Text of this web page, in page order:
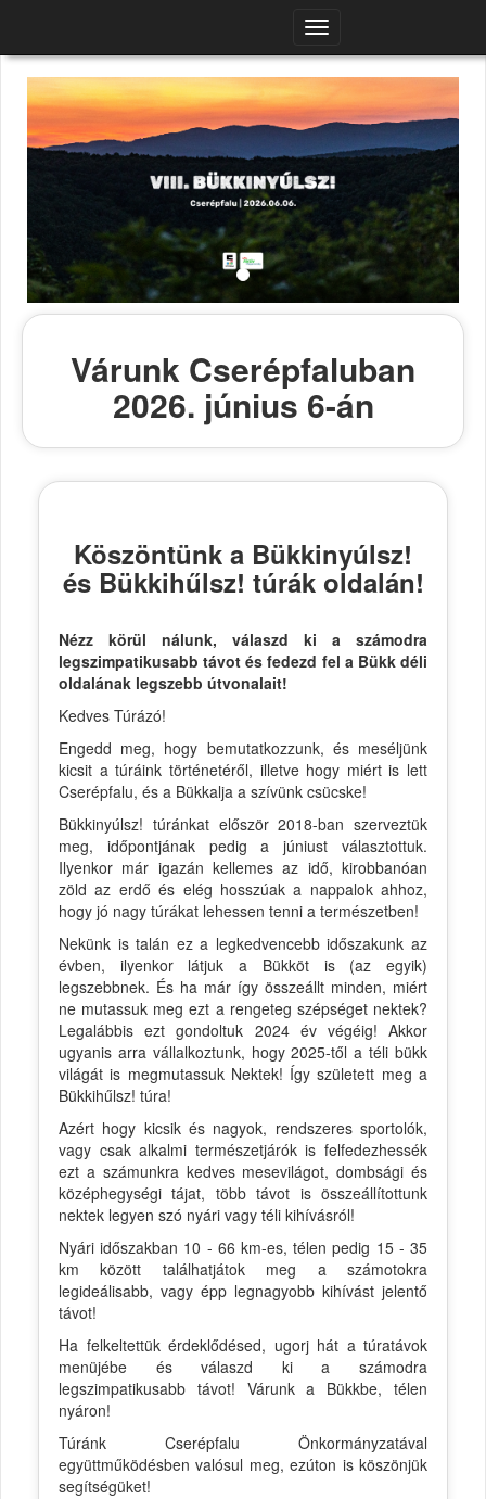
Navigációs
menü
Várunk Cserépfaluban
2026. június 6-án
Köszöntünk a Bükkinyúlsz!
és Bükkihűlsz! túrák oldalán!
Nézz körül nálunk, válaszd ki a számodra
legszimpatikusabb távot és fedezd fel a Bükk déli
oldalának legszebb útvonalait!
Kedves Túrázó!
Engedd meg, hogy bemutatkozzunk, és meséljünk
kicsit a túráink történetéről, illetve hogy miért is lett
Cserépfalu, és a Bükkalja a szívünk csücske!
Bükkinyúlsz! túránkat először 2018-ban szerveztük
meg, időpontjának pedig a júniust választottuk.
Ilyenkor már igazán kellemes az idő, kirobbanóan
zöld az erdő és elég hosszúak a nappalok ahhoz,
hogy jó nagy túrákat lehessen tenni a természetben!
Nekünk is talán ez a legkedvencebb időszakunk az
évben, ilyenkor látjuk a Bükköt is (az egyik)
legszebbnek. És ha már így összeállt minden, miért
ne mutassuk meg ezt a rengeteg szépséget nektek?
Legalábbis ezt gondoltuk 2024 év végéig! Akkor
ugyanis arra vállalkoztunk, hogy 2025-től a téli bükk
világát is megmutassuk Nektek! Így született meg a
Bükkihűlsz! túra!
Azért hogy kicsik és nagyok, rendszeres sportolók,
vagy csak alkalmi természetjárók is felfedezhessék
ezt a számunkra kedves mesevilágot, dombsági és
középhegységi tájat, több távot is összeállítottunk
nektek legyen szó nyári vagy téli kihívásról!
Nyári időszakban 10 - 66 km-es, télen pedig 15 - 35
km között találhatjátok meg a számotokra
legideálisabb, vagy épp legnagyobb kihívást jelentő
távot!
Ha felkeltettük érdeklődésed, ugorj hát a túratávok
menüjébe és válaszd ki a számodra
legszimpatikusabb távot! Várunk a Bükkbe, télen
nyáron!
Túránk Cserépfalu Önkormányzatával
együttműködésben valósul meg, ezúton is köszönjük
segítségüket!